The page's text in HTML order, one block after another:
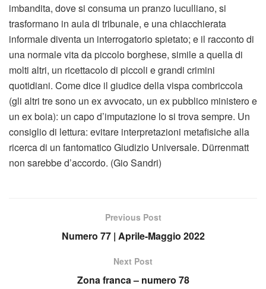
imbandita, dove si consuma un pranzo luculliano, si
trasformano in aula di tribunale, e una chiacchierata
informale diventa un interrogatorio spietato; e il racconto di
una normale vita da piccolo borghese, simile a quella di
molti altri, un ricettacolo di piccoli e grandi crimini
quotidiani. Come dice il giudice della vispa combriccola
(gli altri tre sono un ex avvocato, un ex pubblico ministero e
un ex boia): un capo d’imputazione lo si trova sempre. Un
consiglio di lettura: evitare interpretazioni metafisiche alla
ricerca di un fantomatico Giudizio Universale. Dürrenmatt
non sarebbe d’accordo. (Gio Sandri)
Previous Post
Numero 77 | Aprile-Maggio 2022
Next Post
Zona franca – numero 78